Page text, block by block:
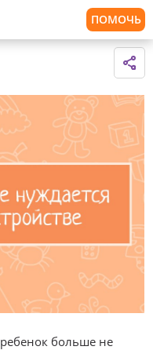
ПОМОЧЬ
больше не